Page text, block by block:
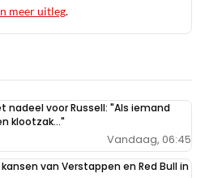
meer uitleg.
nadeel voor Russell: "Als iemand
klootzak..."
Vandaag, 06:45
van Verstappen en Red Bull in